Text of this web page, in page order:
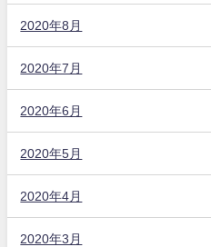
2020年8月
2020年7月
2020年6月
2020年5月
2020年4月
2020年3月